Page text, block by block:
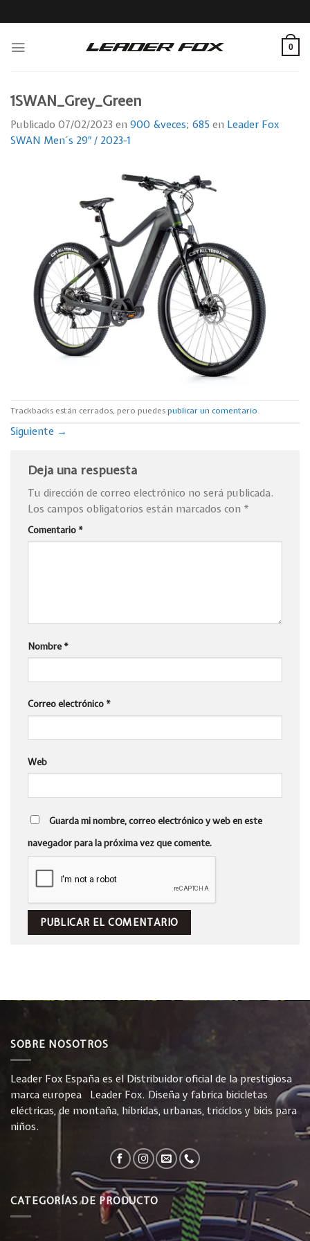
to
0
1SWAN_Grey_Green
Publicado 07/02/2023 en 900 &veces; 685 en Leader Fox
SWAN Men´s 29″ / 2023-1
Trackbacks están cerrados, pero puedespublicar un comentario.
Siguiente →
Deja una respuesta
Tu dirección de correo electrónico no será publicada.
Los campos obligatorios están marcados con *
Comentario *
Nombre *
Correo electrónico *
Web
Guarda mi nombre, correo electrónico y web en este
navegador para la próxima vez que comente.
SOBRE NOSOTROS
Leader Fox España es el Distribuidor oficial de la prestigiosa
marca europea Leader Fox. Diseña y fabrica bicicletas
eléctricas, de montaña, híbridas, urbanas, triciclos y bicis para
niños.
CATEGORÍAS DE PRODUCTO